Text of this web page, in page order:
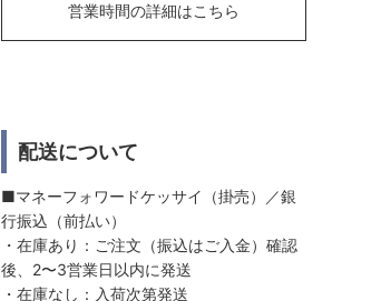
営業時間の詳細はこちら
配送について
■マネーフォワードケッサイ（掛売）／銀
行振込（前払い）
・在庫あり：ご注文（振込はご入金）確認
後、2〜3営業日以内に発送
・在庫なし：入荷次第発送